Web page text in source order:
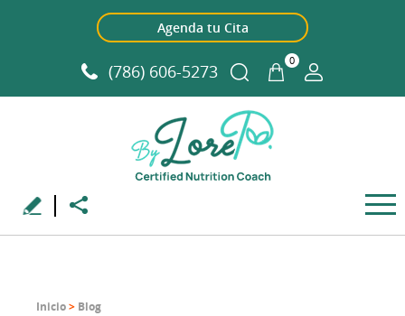
Agenda tu Cita
(786) 606-5273
0
Inicio> Blog